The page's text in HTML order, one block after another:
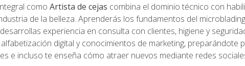
como Artista de cejas combina el dominio técnico con
de la belleza. Aprenderás los fundamentos del
experiencia en consulta con clientes, higiene y
digital y conocimientos de marketing,
e incluso te enseña cómo atraer nuevos mediante redes